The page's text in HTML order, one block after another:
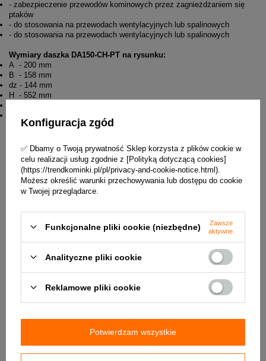
- zabezpieczenie przewodów kominowych przez zagnieżdżaniem się
ptaków
- do stosowania na przewodach wentylacyjnych lub spalinowych
- do stosowania na przewodach wentylacyjnych lub spalinowych
Wymiary daszka DA150-CH-PT na rysunku:
A - 200 mm
B - 158 mm
dz - 144 mm
H - 552 mm
Konfiguracja zgód
✅ Dbamy o Twoją prywatność Sklep korzysta z plików cookie w
celu realizacji usług zgodnie z [Polityką dotyczącą cookies]
(https://trendkominki.pl/pl/privacy-and-cookie-notice.html).
Możesz określić warunki przechowywania lub dostępu do cookie
w Twojej przeglądarce.
Funkcjonalne pliki cookie (niezbędne)
Zawsze
aktywne
Analityczne pliki cookie
Reklamowe pliki cookie
Potwierdzam wszystkie